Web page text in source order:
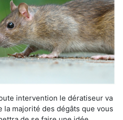
intervention le dératiseur va
la majorité des dégâts que vous